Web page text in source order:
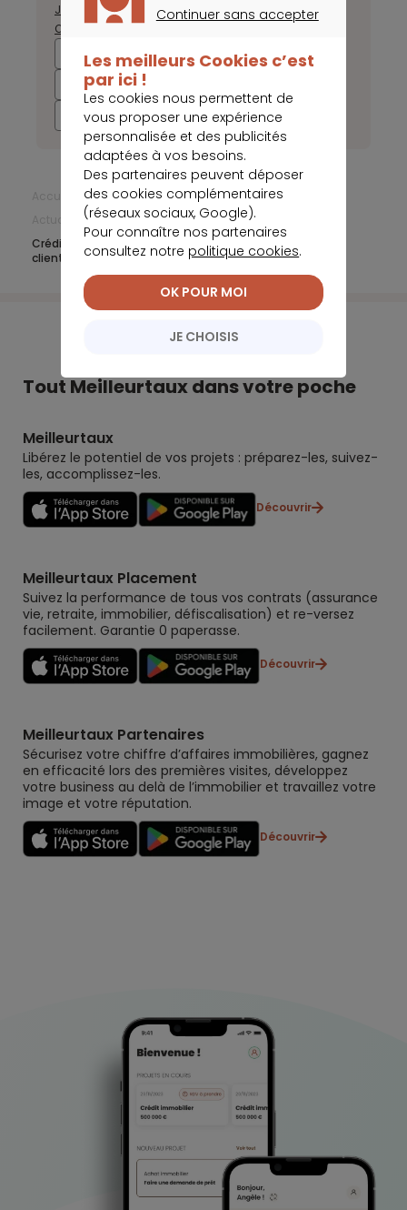
2025 2024 2023
2022
2021
2020
2017
Janvier Février AvrilMaiJuin Juillet AoûtSeptembre
Octobre Novembre
Changer de banque
Actualités Changer de banque
Février 2018
Crédit Mutuel projette de quitter CNCM et inquiète sa
clientèle
Tout Meilleurtaux dans votre poche
Meilleurtaux
Libérez le potentiel de vos projets : préparez-les, suivez-
les, accomplissez-les.
Découvrir
Meilleurtaux Placement
Suivez la performance de tous vos contrats (assurance
vie, retraite, immobilier, défiscalisation) et re-versez
facilement. Garantie 0 paperasse.
Découvrir
Meilleurtaux Partenaires
Sécurisez votre chiffre d’affaires immobilières, gagnez
en efficacité lors des premières visites, développez
votre business au delà de l’immobilier et travaillez votre
image et votre réputation.
Découvrir
Continuer sans accepter
Les meilleurs Cookies c’est
par ici !
Les cookies nous permettent de
vous proposer une expérience
personnalisée et des publicités
adaptées à vos besoins.
Des partenaires peuvent déposer
des cookies complémentaires
(réseaux sociaux, Google).
Pour connaître nos partenaires
consultez notre politique cookies.
JE CHOISIS
OK POUR MOI